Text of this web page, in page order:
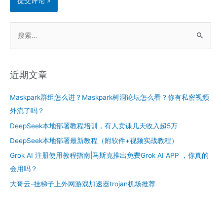
近期文章
Maskpark群组怎么进？Maskpark树洞论坛怎么看？你有私密视频
外流了吗？
DeepSeek本地部署教程培训，有人卖课几天收入超5万
DeepSeek本地部署最新教程（附软件+视频实战教程）
Grok AI 注册使用教程指南|马斯克推出免费Grok AI APP ，你真的
会用吗？
大哥云-挂梯子上外网游戏加速器trojan机场推荐